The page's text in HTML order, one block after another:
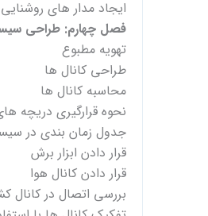
ایجاد مدار های
فصل چهارم: طراحی
تهویه مطبوع
طراحی کانال ها
محاسبه کانال ها
نحوه قرارگیری دریچه
جدول زمان بندی در
قرار دادن ابزار برش
قرار دادن کانال هوا
بررسی اتصال در کانال